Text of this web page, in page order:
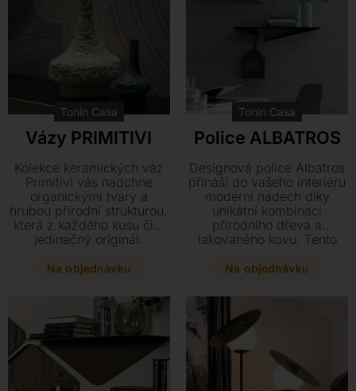
Tonin Casa
Vázy PRIMITIVI
Kolekce keramických váz
Primitivi vás nadchne
organickými tvary a
hrubou přírodní strukturou,
která z každého kusu činí
jedinečný originál.
elegantních odstínů
zelené nebo modro-šedé
pro dokonalé oživení
vašeho interiéru.
Na objednávku
Tonin Casa
Police ALBATROS
Designová police Albatros
přináší do vašeho interiéru
moderní nádech díky
unikátní kombinaci
přírodního dřeva a
lakovaného kovu. Tento
rozměrech 70 x 20 x 13
pravé variantě a dokonale
doplní kolekci nábytku
Tonin Casa.
Na objednávku